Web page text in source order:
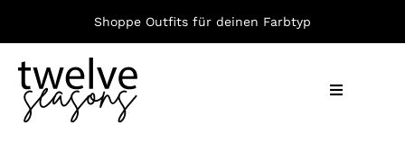
springen
Shoppe Outfits für deinen Farbtyp
Toggle